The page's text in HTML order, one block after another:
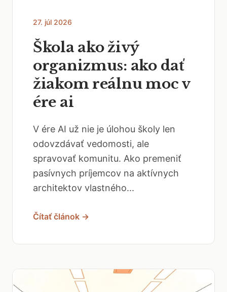
27. júl 2026
Škola ako živý
organizmus: ako dať
žiakom reálnu moc v
ére ai
V ére AI už nie je úlohou školy len
odovzdávať vedomosti, ale
spravovať komunitu. Ako premeniť
pasívnych príjemcov na aktívnych
architektov vlastného...
Čítať článok →